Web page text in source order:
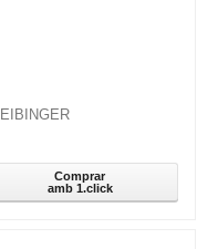
Comprar
amb 1.click